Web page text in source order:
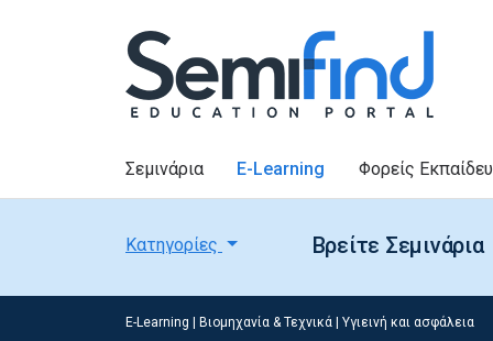
Σεμινάρια E-Learning Φορείς
Κατηγορίες Βρείτε Σεμινάρια
E-Learning Βιομηχανία & Τεχνικά Υγιεινή και ασφάλεια